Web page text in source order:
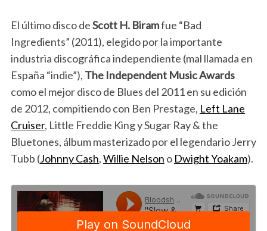
El último disco deScott H. Biramfue “Bad
Ingredients” (2011), elegido por la importante
industria discográfica independiente (mal llamada en
España “indie”), The Independent Music Awards
como el mejor disco de Blues del 2011 en su edición
de 2012, compitiendo con Ben Prestage, Left Lane
Cruiser, Little Freddie King y Sugar Ray & the
Bluetones, álbum masterizado por el legendario Jerry
Tubb (Johnny Cash,Willie Nelson o Dwight Yoakam).